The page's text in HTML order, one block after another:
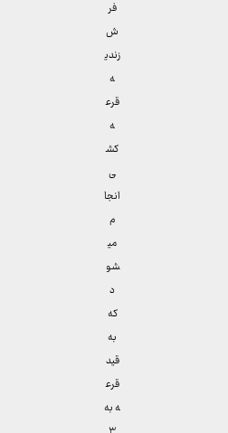
فر
ش
زندی
ه
قرع
ه
کش
ی
انجا
م
می
شو
د
که
به
قید
قرع
ه به